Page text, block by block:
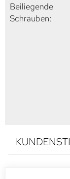
Beiliegende
Schrauben: